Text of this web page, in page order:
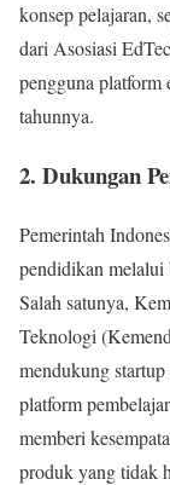
konsep pelajaran,
dari Asosiasi
pengguna platform
tahunnya.
2. Dukungan
Pemerintah
pendidikan melalui
Salah satunya,
Teknologi
mendukung
platform
memberi
produk yang tidak